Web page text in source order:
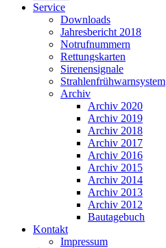
Service
Downloads
Jahresbericht 2018
Notrufnummern
Rettungskarten
Sirenensignale
Strahlenfrühwarnsystem
Archiv
Archiv 2020
Archiv 2019
Archiv 2018
Archiv 2017
Archiv 2016
Archiv 2015
Archiv 2014
Archiv 2013
Archiv 2012
Bautagebuch
Kontakt
Impressum